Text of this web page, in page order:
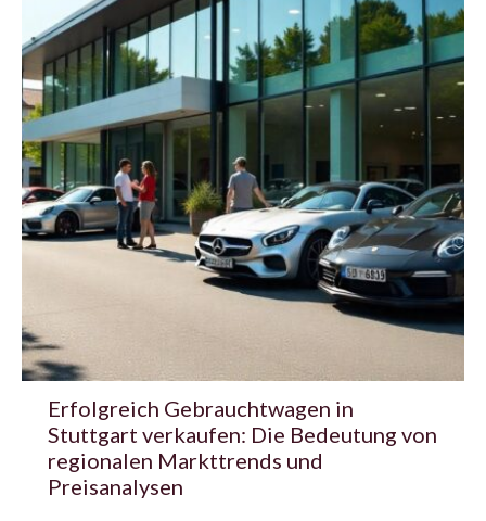
Erfolgreich Gebrauchtwagen in
Stuttgart verkaufen: Die Bedeutung von
regionalen Markttrends und
Preisanalysen